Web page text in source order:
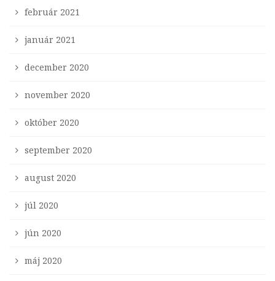
február 2021
január 2021
december 2020
november 2020
október 2020
september 2020
august 2020
júl 2020
jún 2020
máj 2020